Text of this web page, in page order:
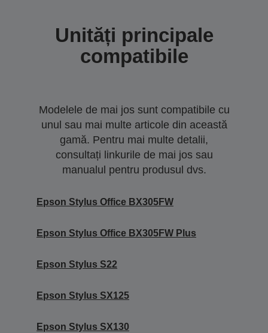
Unități principale
compatibile
Modelele de mai jos sunt compatibile cu
unul sau mai multe articole din această
gamă. Pentru mai multe detalii,
consultați linkurile de mai jos sau
manualul pentru produsul dvs.
Epson Stylus Office BX305FW
Epson Stylus Office BX305FW Plus
Epson Stylus S22
Epson Stylus SX125
Epson Stylus SX130